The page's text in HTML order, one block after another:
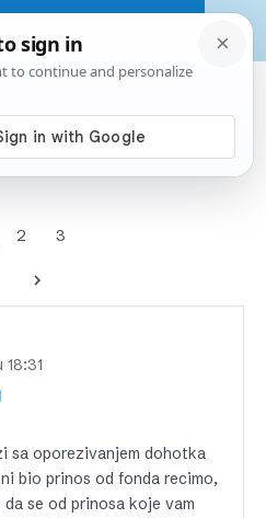
i financije › Opće financije
2 3
sa oporezivanjem dohotka
bio prinos od fonda recimo,
se od prinosa koje vam